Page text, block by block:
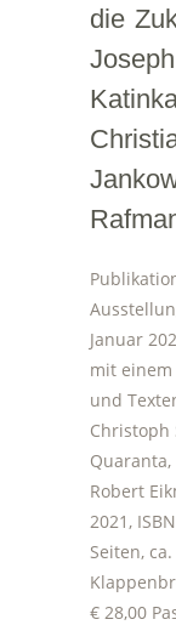
die
Januar
mit einem
und
Christoph
Robert
2021,
Seiten,
€ 28,00